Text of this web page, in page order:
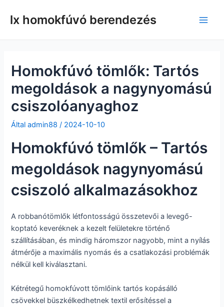
lx homokfúvó berendezés
Homokfúvó tömlők: Tartós
megoldások a nagynyomású
csiszolóanyaghoz
Általadmin88/ 2024-10-10
Homokfúvó tömlők – Tartós
megoldások nagynyomású
csiszoló alkalmazásokhoz
A robbanótömlők létfontosságú összetevői a levegő-
koptató keveréknek a kezelt felületekre történő
szállításában, és mindig háromszor nagyobb, mint a nyílás
átmérője a maximális nyomás és a csatlakozási problémák
nélkül kell kiválasztani.
Kétrétegű homokfúvott tömlőink tartós kopásálló
csövekkel büszkélkedhetnek textil erősítéssel a